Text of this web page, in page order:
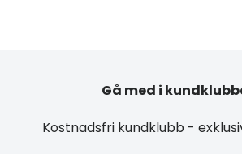
Gå med i
Kostnadsfri kundklubb -